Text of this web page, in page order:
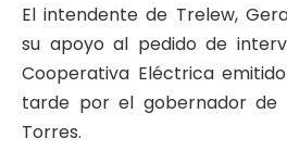
El intendente de Trelew,
su apoyo al pedido de
Cooperativa Eléctrica
tarde por el gobernador de
Torres.